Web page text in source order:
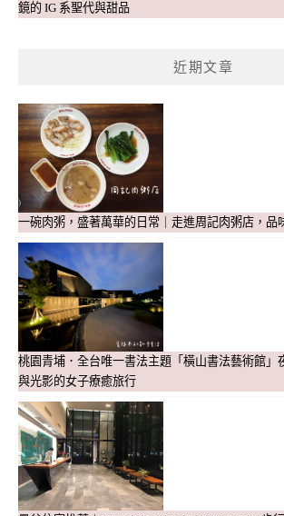
鏡的 IG 系聖代與甜品
近期文章
一碗肉粥，盛著萬華的日常｜走進周記肉粥店，品
桃園青埔．全台唯一書法主題「橫山書法藝術館」
與光影的女子療癒旅行